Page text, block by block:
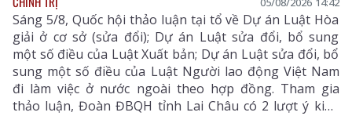
Sáng 5/8, Quốc hội thảo luận tại tổ về Dự án Luật Hòa
giải ở cơ sở (sửa đổi); Dự án Luật sửa đổi, bổ sung
một số điều của Luật Xuất bản; Dự án Luật sửa đổi, bổ
sung một số điều của Luật Người lao động Việt Nam
đi làm việc ở nước ngoài theo hợp đồng. Tham gia
thảo luận, Đoàn ĐBQH tỉnh Lai Châu có 2 lượt ý kiến